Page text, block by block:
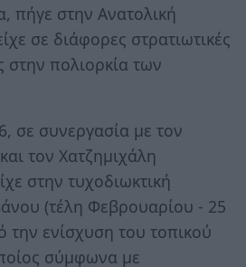
πήγε στην Ανατολική
σε διάφορες στρατιωτικές
στην πολιορκία των
σε συνεργασία με τον
τον Χατζημιχάλη
στην τυχοδιωκτική
(τέλη Φεβρουαρίου - 25
την ενίσχυση του τοπικού
σύμφωνα με